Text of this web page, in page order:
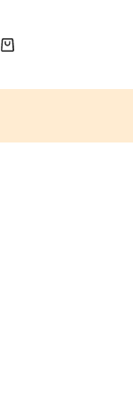
Shopping